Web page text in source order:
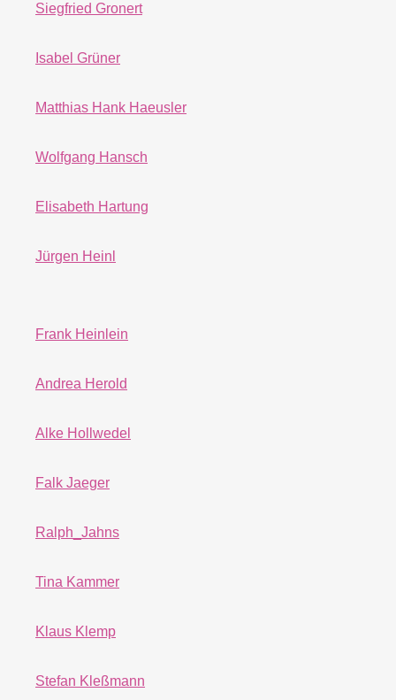
Siegfried Gronert
Isabel Grüner
Matthias Hank Haeusler
Wolfgang Hansch
Elisabeth Hartung
Jürgen Heinl
Frank Heinlein
Andrea Herold
Alke Hollwedel
Falk Jaeger
Ralph_Jahns
Tina Kammer
Klaus Klemp
Stefan Kleßmann